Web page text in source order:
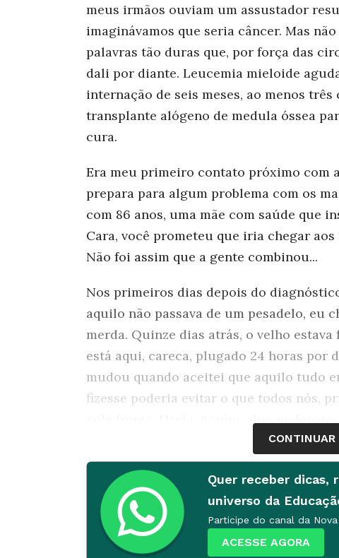
meus irmãos ouviam um assustador
imaginávamos que seria câncer. Mas
palavras tão duras que, por força das
dali por diante. Leucemia mieloide
internação de seis meses, ao menos
transplante alógeno de medula óssea
cura.
Era meu primeiro contato próximo com
prepara para algum problema com os
com 86 anos, uma mãe com saúde que
Cara, você prometeu que iria chegar
Não foi assim que a gente combinou...
Nos primeiros dias depois do
aquilo não passava de um pesadelo, eu
merda. Quinze dias atrás, o velho estava
está aqui, careca, plugado 24 horas por
mudou quando aceitei que aquilo tudo
fizesse poderia evitar o que todos nós,
pela frente. Havia, porém, algo
coisas. A mesma visita triste ao
da seguinte maneira: "Passei duas
assistindo TV. Mesmo com um pouco
tranquilo". Mais descrição e menos
Suspender o juízo de valor foi
CONTINUAR
Quer receber dicas,
universo da
Participe do canal da
ACESSE AGORA